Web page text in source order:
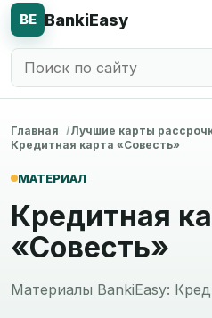
BE BankiEasy
Главная
Лучшие карты
Кредитная карта «Совесть»
МАТЕРИАЛ
Кредитная
«Совесть»
Материалы BankiEasy: